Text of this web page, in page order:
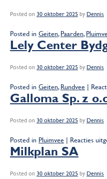
Posted on 30 oktober 2025 by Dennis
Posted in Geiten,Paarden,
Lely Center
Posted on 30 oktober 2025 by Dennis
Posted in Geiten,Rundvee |
Galloma Sp. z
Posted on 30 oktober 2025 by Dennis
Posted in Pluimvee | Reacties
Milkplan SA
Posted on 30 oktober 2025 by Dennis